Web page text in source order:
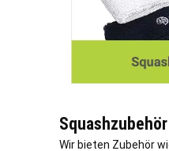
Squashzubehör
Wir bieten Zubehör